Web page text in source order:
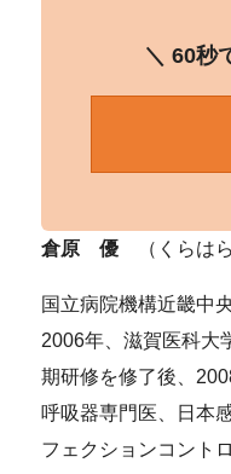
＼ 60秒
倉原 優 （くらは
国立病院機構近畿中
2006年、滋賀医科大
期研修を修了後、
呼吸器専門医、日本
フェクションコント